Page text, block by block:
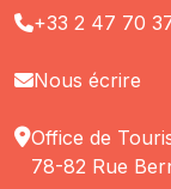
+33 2 47 70
Nous écrire
Office de
78-82 Rue